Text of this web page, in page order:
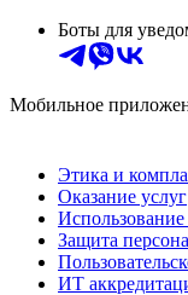
Боты для
Мобильное
Этика и
Оказание услуг
Использование
Защита
ИТ